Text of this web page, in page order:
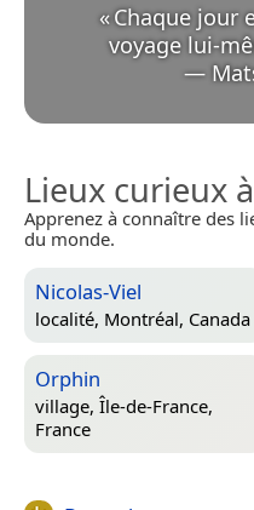
«Chaque jour
voyage lui-
—
Lieux curieux
Apprenez à connaître des
du monde.
Nicolas-Viel
localité, Montréal, Canada
Orphin
village, Île-de-France,
France